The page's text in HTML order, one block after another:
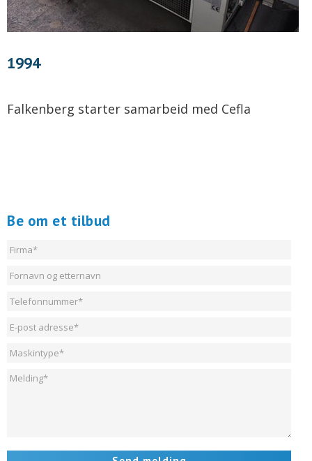
1994
Falkenberg starter samarbeid med Cefla
Be om et tilbud